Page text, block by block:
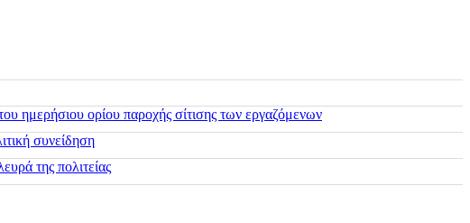
ημερήσιου ορίου παροχής σίτισης των εργαζόμενων
συνείδηση
της πολιτείας